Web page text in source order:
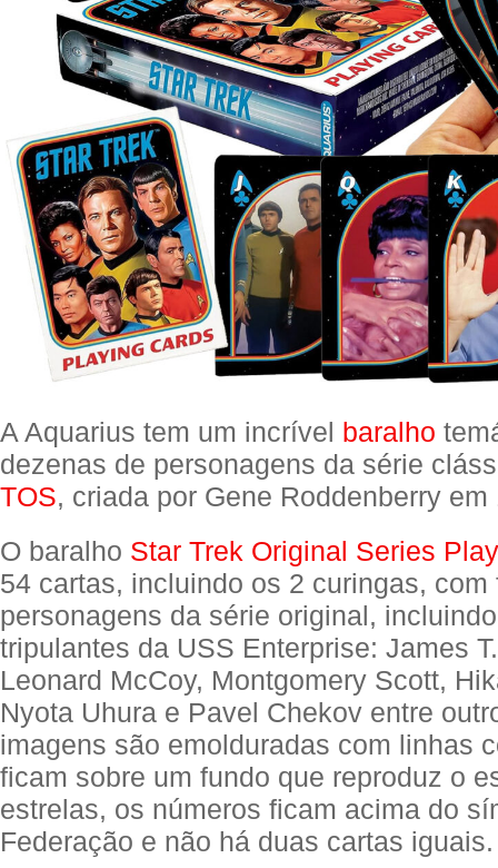
A Aquarius tem um incrível baralho
dezenas de personagens da série
TOS, criada por Gene Roddenberry em
O baralho Star Trek Original Series
54 cartas, incluindo os 2 curingas, com
personagens da série original,
tripulantes da USS Enterprise: James
Leonard McCoy, Montgomery Scott,
Nyota Uhura e Pavel Chekov entre
imagens são emolduradas com linhas
ficam sobre um fundo que reproduz o
estrelas, os números ficam acima do
Federação e não há duas cartas iguais.